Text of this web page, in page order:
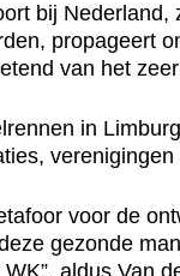
bij
propageert
van het
in
voor de
gezonde
aldus Van